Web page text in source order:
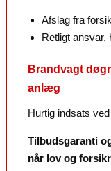
Afslag fra
Retligt ansvar,
Brandvagt
anlæg
Hurtig indsats
Tilbudsgaranti
når lov og